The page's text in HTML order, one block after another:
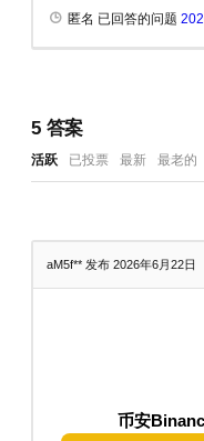
匿名 已回答的问题
5答案
活跃 已投票 最新 最老的
aM5f** 发布 2026年6月22日
币安